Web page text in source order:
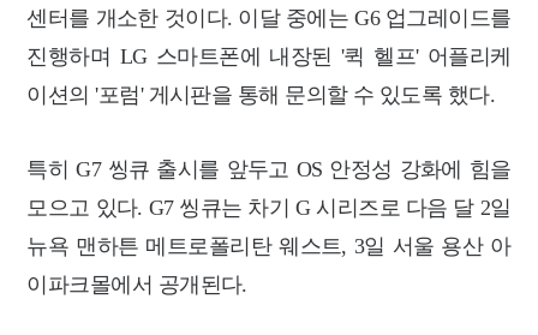
센터를 개소한 것이다. 이달 중에는 G6 업그레이드를
진행하며 LG 스마트폰에 내장된 '퀵 헬프' 어플리케
이션의 '포럼' 게시판을 통해 문의할 수 있도록 했다.
특히 G7 씽큐 출시를 앞두고 OS 안정성 강화에 힘을
모으고 있다. G7 씽큐는 차기 G 시리즈로 다음 달 2일
뉴욕 맨하튼 메트로폴리탄 웨스트, 3일 서울 용산 아
이파크몰에서 공개된다.